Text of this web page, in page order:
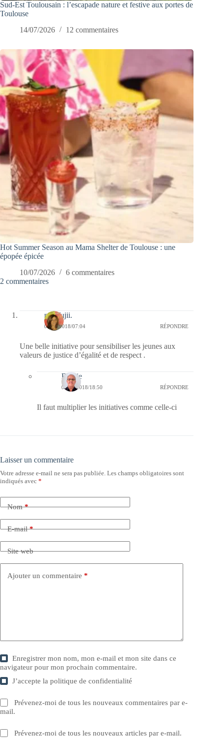
Sud-Est Toulousain : l’escapade nature et festive aux portes de
Toulouse
14/07/2026
12 commentaires
Hot Summer Season au Mama Shelter de Toulouse : une
épopée épicée
10/07/2026
6 commentaires
2 commentaires
missfujii.
04/05/2018/07:04 RÉPONDRE
Une belle initiative pour sensibiliser les jeunes aux
valeurs de justice d’égalité et de respect .
Bernie
04/05/2018/18:50 RÉPONDRE
Il faut multiplier les initiatives comme celle-ci
Laisser un commentaire
Votre adresse e-mail ne sera pas publiée. Les champs obligatoires sont
indiqués avec *
Nom*
E-mail*
Site web
Ajouter un commentaire *
Enregistrer mon nom, mon e-mail et mon site dans ce
navigateur pour mon prochain commentaire.
J’accepte lapolitique de confidentialité
Prévenez-moi de tous les nouveaux commentaires par e-
mail.
Prévenez-moi de tous les nouveaux articles par e-mail.